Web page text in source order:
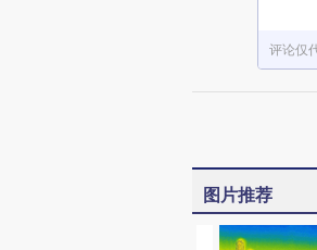
评论仅
图片推荐